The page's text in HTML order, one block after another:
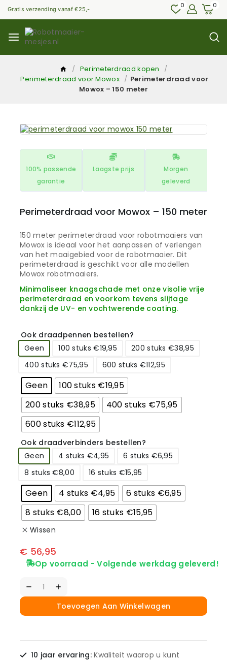
Gratis verzending vanaf €25,- 0 0
/ Perimeterdraad kopen
/
Perimeterdraad voor Mowox / Perimeterdraad voor
Mowox – 150 meter
100% passende
garantie
Laagste prijs
Morgen
geleverd
Perimeterdraad voor Mowox – 150 meter
150 meter perimeterdraad voor robotmaaiers van
Mowox is ideaal voor het aanpassen of verlengen
van het maaigebied voor de robotmaaier. Dit
perimeterdraad is geschikt voor alle modellen
Mowox robotmaaiers.
Minimaliseer knaagschade met onze visolie vrije
perimeterdraad en voorkom tevens slijtage
dankzij de UV- en vochtwerende coating.
Ook draadpennen bestellen?
Geen
100 stuks €19,95
200 stuks €38,95
400 stuks €75,95
600 stuks €112,95
Geen
100 stuks €19,95
200 stuks €38,95
400 stuks €75,95
600 stuks €112,95
Ook draadverbinders bestellen?
Geen
4 stuks €4,95
6 stuks €6,95
8 stuks €8,00
16 stuks €15,95
Geen 4 stuks €4,95
6 stuks €6,95
8 stuks €8,00
16 stuks €15,95
Wissen
€ 56,95
Op voorraad - Volgende werkdag geleverd!
Toevoegen Aan Winkelwagen
10 jaar ervaring:Kwaliteit waarop u kunt